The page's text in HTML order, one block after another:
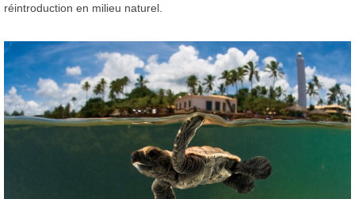
réintroduction en milieu naturel.